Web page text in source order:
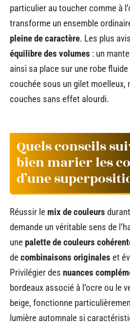
particulier au toucher comme à
transforme un ensemble
pleine de caractère. Les plus
équilibre des volumes : un
ainsi sa place sur une robe
couchée sous un gilet moelleux,
couches sans effet alourdi.
Quels conseils
bien marier les
d’une
Réussir le mix de couleurs
demande un véritable sens de
une palette de couleurs
decombinaisons originales et
Privilégier des nuances
bordeaux associé à l’ocre ou le
beige, fonctionne
lumière automnale si